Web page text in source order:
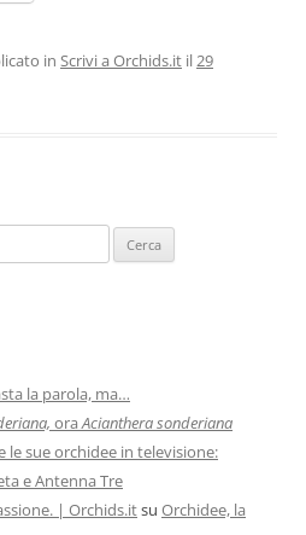
in Scrivi a Orchids.it il29
la parola, ma…
oraAcianthera sonderiana
le sue orchidee in televisione:
e Antenna Tre
| Orchids.itsu Orchidee, la